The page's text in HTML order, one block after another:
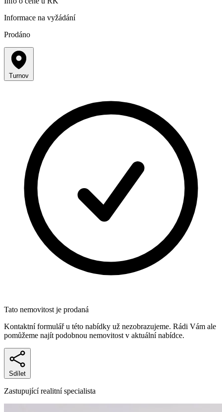
Informace na vyžádání
Prodáno
Turnov
Tato nemovitost je prodaná
Kontaktní formulář u této nabídky už nezobrazujeme. Rádi Vám ale
pomůžeme najít podobnou nemovitost v aktuální nabídce.
Sdílet
Zastupující realitní specialista